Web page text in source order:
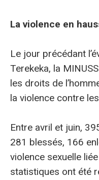
La violence en
Le jour précédant
Terekeka, la
les droits de
la violence contre
Entre avril et juin,
281 blessés, 166
violence sexuelle
statistiques ont été